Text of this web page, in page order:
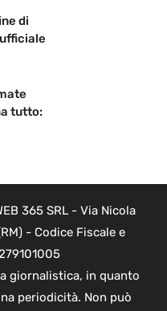
di
ufficiale
tutto:
365 SRL - Via Nicola
- Codice Fiscale e
giornalistica, in quanto
periodicità. Non può